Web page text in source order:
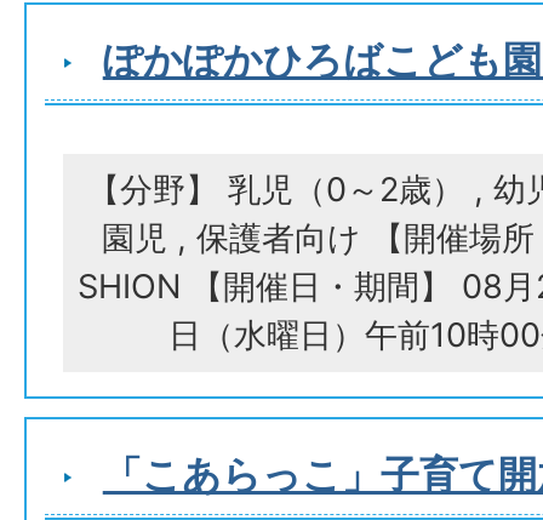
ぽかぽかひろばこども
【分野】 乳児（0～2歳） ,
園児 , 保護者向け 【開催場
SHION 【開催日・期間】 08
日（水曜日）午前10時
「こあらっこ」子育て